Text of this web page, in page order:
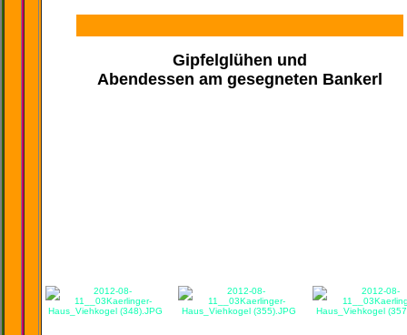
Gipfelglühen und
Abendessen am gesegneten Bankerl